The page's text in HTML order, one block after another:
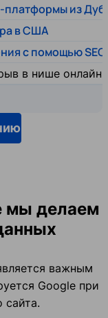
из
в США
с помощью SEO
в нише
мы делаем
важным
Google при
сайта.